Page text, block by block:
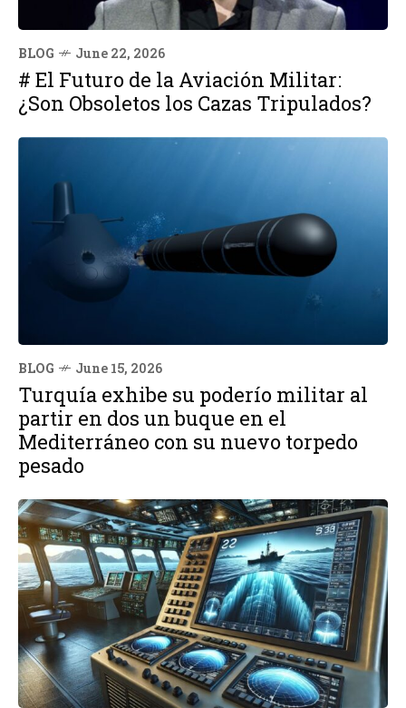
BLOG June 22, 2026
# El Futuro de la Aviación Militar:
¿Son Obsoletos los Cazas Tripulados?
BLOG June 15, 2026
Turquía exhibe su poderío militar al
partir en dos un buque en el
Mediterráneo con su nuevo torpedo
pesado